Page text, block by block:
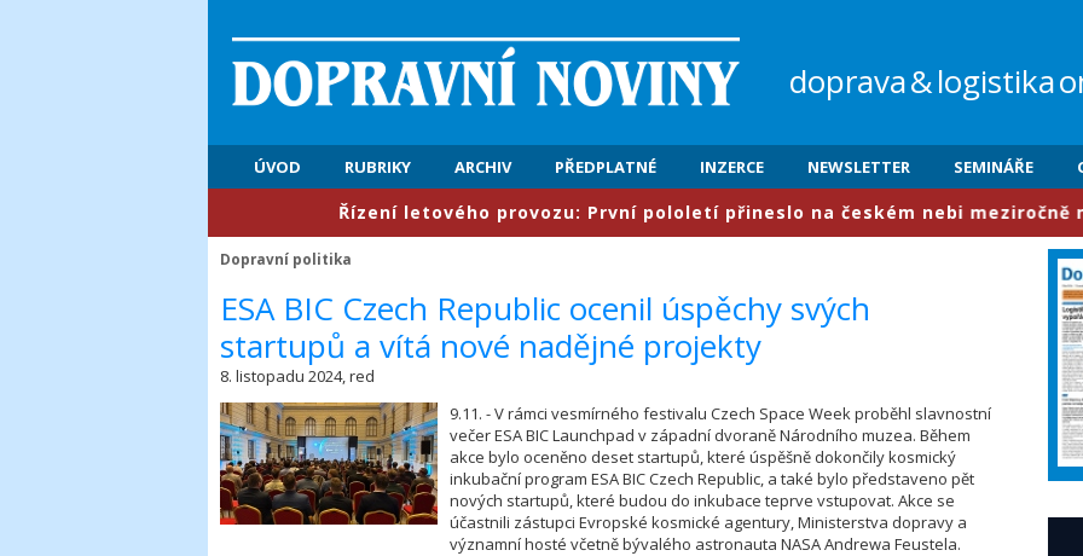
doprava&logistika
ÚVOD RUBRIKY ARCHIV PŘEDPLATNÉ INZERCE NEWSLETTER SEMINÁŘE
​Řízení letového provozu: První pololetí přineslo na českém nebi meziročně nárůst
Dopravní politika
​ESA BIC Czech Republic ocenil úspěchy svých
startupů a vítá nové nadějné projekty
8. listopadu 2024, red
9.11. - V rámci vesmírného festivalu Czech Space Week proběhl slavnostní
večer ESA BIC Launchpad v západní dvoraně Národního muzea. Během
akce bylo oceněno deset startupů, které úspěšně dokončily kosmický
inkubační program ESA BIC Czech Republic, a také bylo představeno pět
nových startupů, které budou do inkubace teprve vstupovat. Akce se
účastnili zástupci Evropské kosmické agentury, Ministerstva dopravy a
významní hosté včetně bývalého astronauta NASA Andrewa Feustela.